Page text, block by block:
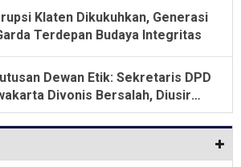
Klaten Dikukuhkan, Generasi
Terdepan Budaya Integritas
Dewan Etik: Sekretaris DPD
Divonis Bersalah, Diusir
Selama Empat Tahun